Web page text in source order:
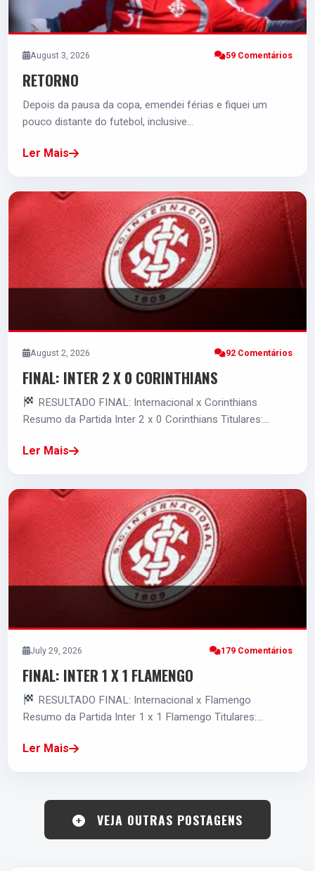
5.0
BRUNO HENRIQUE
5.0
PAULINHO PAULA
5.0
MATHEUS BAHIA
5.0
JOHAN CARBONERO
F
5.0
ALEXANDRO BERNABEI
5.0
5.0
August 3, 2026 59 Comentários
RETORNO
Depois da pausa da copa, emendei férias e fiquei um
pouco distante do futebol, inclusive…
Ler Mais
August 2, 2026 92 Comentários
FINAL: INTER 2 X 0 CORINTHIANS
RESULTADO FINAL: Internacional x Corinthians
Resumo da Partida Inter 2 x 0 Corinthians Titulares:…
Ler Mais
July 29, 2026 179 Comentários
FINAL: INTER 1 X 1 FLAMENGO
RESULTADO FINAL: Internacional x Flamengo
Resumo da Partida Inter 1 x 1 Flamengo Titulares:…
Ler Mais
VEJA OUTRAS POSTAGENS